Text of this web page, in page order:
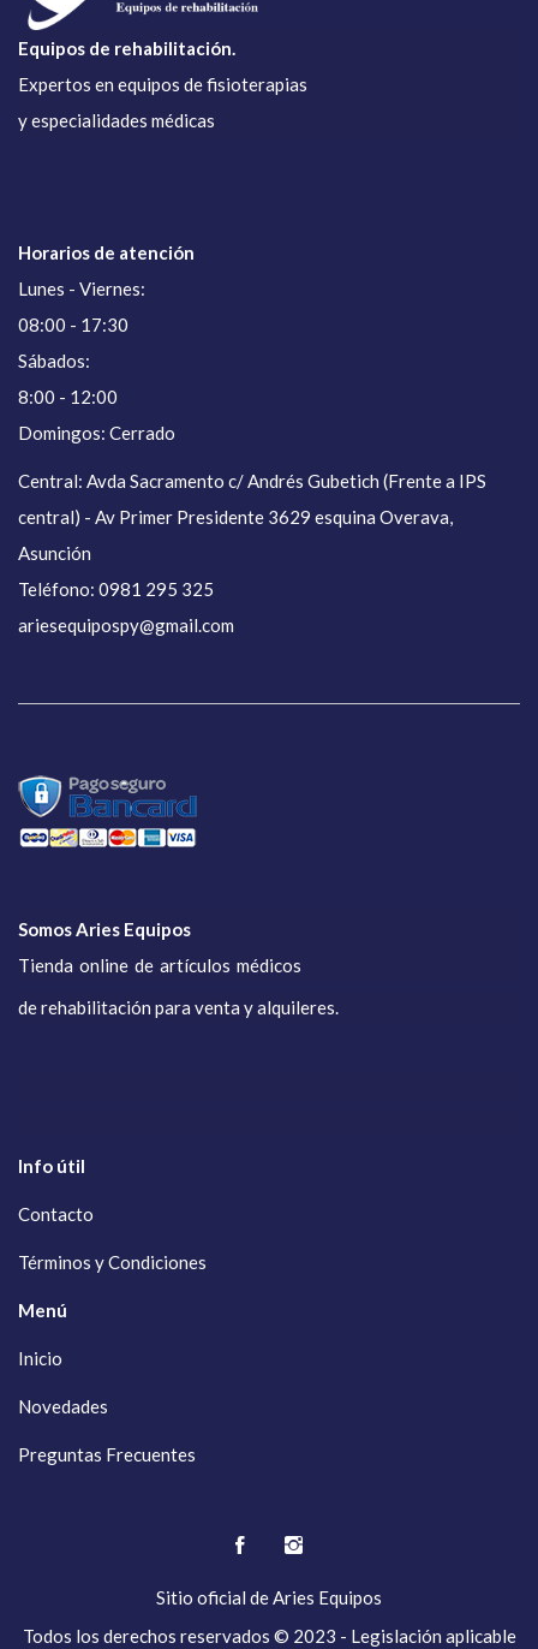
Equipos de rehabilitación.
Expertos en equipos de fisioterapias
y especialidades médicas
Horarios de atención
Lunes - Viernes:
08:00 - 17:30
Sábados:
8:00 - 12:00
Domingos: Cerrado
Central: Avda Sacramento c/ Andrés Gubetich (Frente a IPS
central) - Av Primer Presidente 3629 esquina Overava,
Asunción
Teléfono: 0981 295 325
ariesequipospy@gmail.com
Somos Aries Equipos
Tienda online de artículos médicos
de rehabilitación para venta y alquileres.
Info útil
Contacto
Términos y Condiciones
Menú
Inicio
Novedades
Preguntas Frecuentes
Sitio oficial deAries Equipos
Todos los derechos reservados © 2023 - Legislación aplicable